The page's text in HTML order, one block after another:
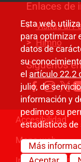
Enlaces de
Visitas al
Himno
Síguenos
Pie de página
Accesibilidad
Mapa web
Esta web
para optimizar
datos de
su
el artículo 22.2
julio, de
información y
pedimos su
estadísticos de
Más